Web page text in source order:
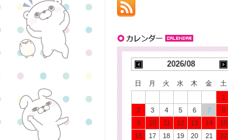
2026/08
日 月 火 水 木 金
土
1
2
3 4 5 6 7
8
9
10 11 12 13 14
15
16
17 18 19 20 21
22